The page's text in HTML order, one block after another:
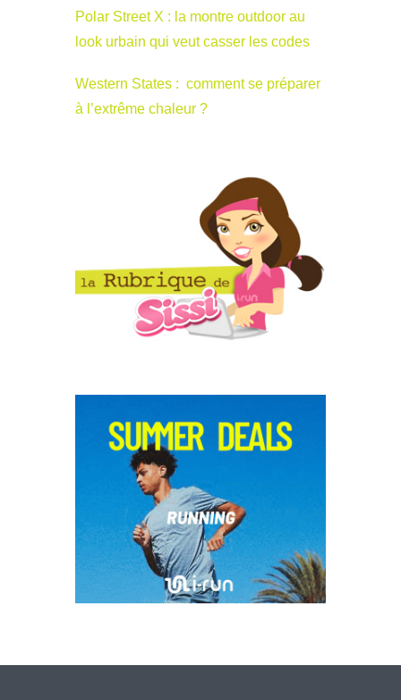
Polar Street X : la montre outdoor au
look urbain qui veut casser les codes
Western States : comment se préparer
à l’extrême chaleur ?